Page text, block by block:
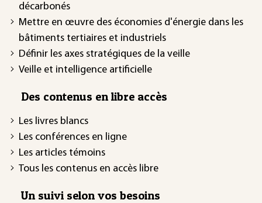
décarbonés
Mettre en œuvre des économies d'énergie dans les
bâtiments tertiaires et industriels
Définir les axes stratégiques de la veille
Veille et intelligence artificielle
Des contenus en libre accès
Les livres blancs
Les conférences en ligne
Les articles témoins
Tous les contenus en accès libre
Un suivi selon vos besoins